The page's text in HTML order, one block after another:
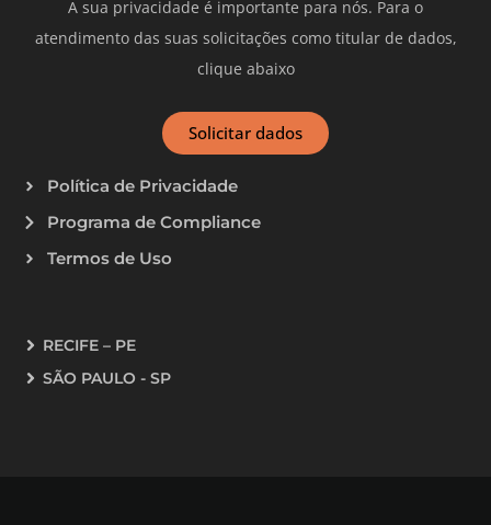
A sua privacidade é importante para nós. Para o
atendimento das suas solicitações como titular de dados,
clique abaixo
Solicitar dados
Política de Privacidade
Programa de Compliance
Termos de Uso
RECIFE – PE
SÃO PAULO - SP